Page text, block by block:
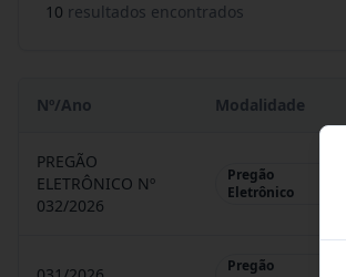
10 resultados encontrados
Nº/Ano Modalidade
PREGÃO
ELETRÔNICO Nº
032/2026
Pregão
Eletrônico
Pregão